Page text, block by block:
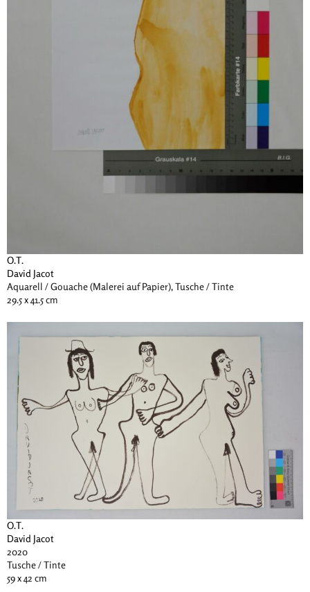
O.T.
David Jacot
Aquarell / Gouache (Malerei auf Papier), Tusche / Tinte
29.5 x 41.5 cm
O.T.
David Jacot
2020
Tusche / Tinte
59 x 42 cm